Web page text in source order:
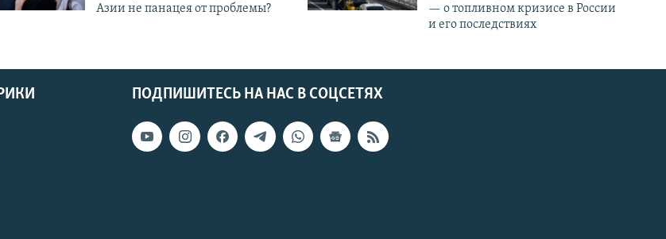
Азии не панацея от проблемы?
— о топливном кризисе в России
и его последствиях
ПОДПИШИТЕСЬ НА НАС В СОЦСЕТЯХ